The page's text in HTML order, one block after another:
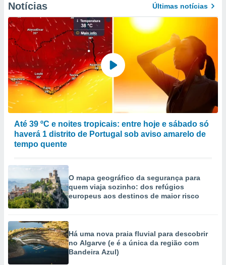
Notícias Últimas notícias
Até 39 ºC e noites tropicais: entre hoje e sábado só
haverá 1 distrito de Portugal sob aviso amarelo de
tempo quente
O mapa geográfico da segurança para
quem viaja sozinho: dos refúgios
europeus aos destinos de maior risco
Há uma nova praia fluvial para descobrir
no Algarve (e é a única da região com
Bandeira Azul)